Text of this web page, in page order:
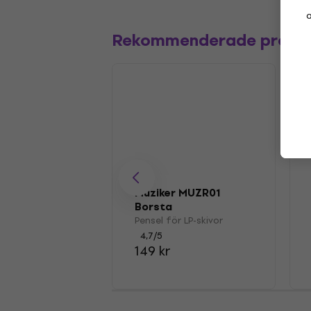
Rekommenderade
Muziker MUZR01
Borsta
Pensel för LP-skivor
4,7/5
149 kr